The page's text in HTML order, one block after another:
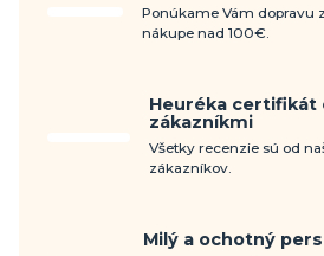
Ponúkame Vám dopravu
nákupe nad 100€.
Heuréka certifikát
zákazníkmi
Všetky recenzie sú od
zákazníkov.
Milý a ochotný